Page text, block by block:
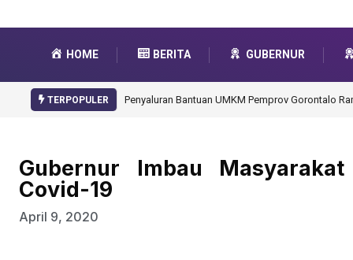
HOME BERITA GUBERNUR
TERPOPULER Gorontalo Ikut Dukung Program SMA Unggul
Gubernur Imbau
Covid-19
April 9, 2020